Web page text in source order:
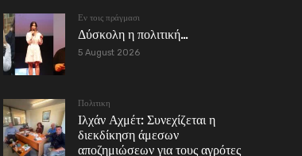
Εν τοις πράγμασι
Δύσκολη η πολιτική…
5 August 2026
Πολιτικη
Ιλχάν Αχμέτ: Συνεχίζεται η
διεκδίκηση άμεσων
αποζημιώσεων για τους αγρότες